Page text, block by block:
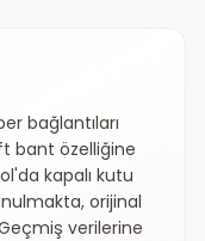
bağlantıları
bant özelliğine
kapalı kutu
orijinal
verilerine